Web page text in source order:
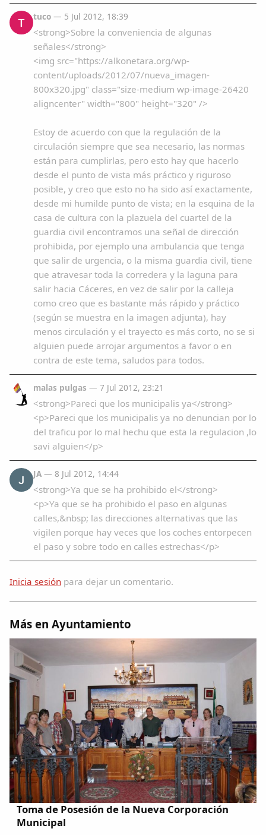
T tuco — 5 Jul 2012, 18:39
<strong>Sobre la conveniencia de algunas
señales</strong>
<img src="https://alkonetara.org/wp-
content/uploads/2012/07/nueva_imagen-
800x320.jpg" class="size-medium wp-image-26420
aligncenter" width="800" height="320" />
Estoy de acuerdo con que la regulación de la
circulación siempre que sea necesario, las normas
están para cumplirlas, pero esto hay que hacerlo
desde el punto de vista más práctico y riguroso
posible, y creo que esto no ha sido así exactamente,
desde mi humilde punto de vista; en la esquina de la
casa de cultura con la plazuela del cuartel de la
guardia civil encontramos una señal de dirección
prohibida, por ejemplo una ambulancia que tenga
que salir de urgencia, o la misma guardia civil, tiene
que atravesar toda la corredera y la laguna para
salir hacia Cáceres, en vez de salir por la calleja
como creo que es bastante más rápido y práctico
(según se muestra en la imagen adjunta), hay
menos circulación y el trayecto es más corto, no se si
alguien puede arrojar argumentos a favor o en
contra de este tema, saludos para todos.
malas pulgas — 7 Jul 2012, 23:21
<strong>Pareci que los municipalis ya</strong>
<p>Pareci que los municipalis ya no denuncian por lo
del traficu por lo mal hechu que esta la regulacion ,lo
savi alguien</p>
J JA — 8 Jul 2012, 14:44
<strong>Ya que se ha prohibido el</strong>
<p>Ya que se ha prohibido el paso en algunas
calles,&nbsp; las direcciones alternativas que las
vigilen porque hay veces que los coches entorpecen
el paso y sobre todo en calles estrechas</p>
Inicia sesión para dejar un comentario.
Más en Ayuntamiento
Toma de Posesión de la Nueva Corporación
Municipal
Comparte
Compartir en Facebook
Compartir en Twitter
Copiar enlace